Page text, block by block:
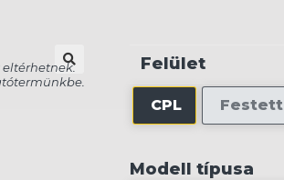
🔍
Felület
CPL Festett
Modell típusa